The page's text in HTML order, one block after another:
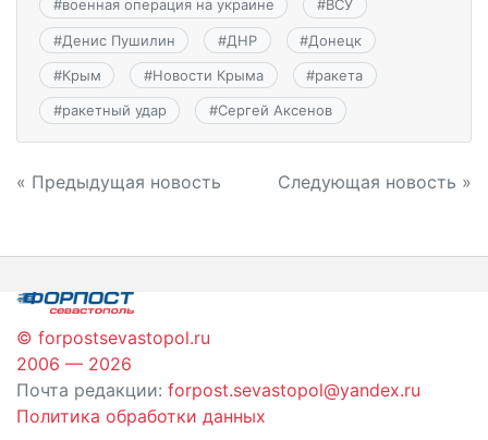
#военная операция на украине #ВСУ
#Денис Пушилин #ДНР #Донецк
#Крым #Новости Крыма #ракета
#ракетный удар #Сергей Аксенов
Навигация
записям
« Предыдущая новость Следующая новость »
© forpostsevastopol.ru
2006 — 2026
Почта редакции: forpost.sevastopol@yandex.ru
Политика обработки данных